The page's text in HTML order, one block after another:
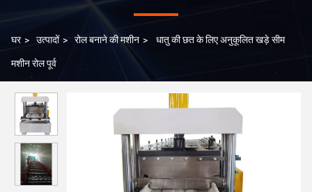
घर > उत्पादों > रोल बनाने की मशीन > धातु की छत के लिए अनुकूलित खड़े सीम
मशीन रोल पूर्व